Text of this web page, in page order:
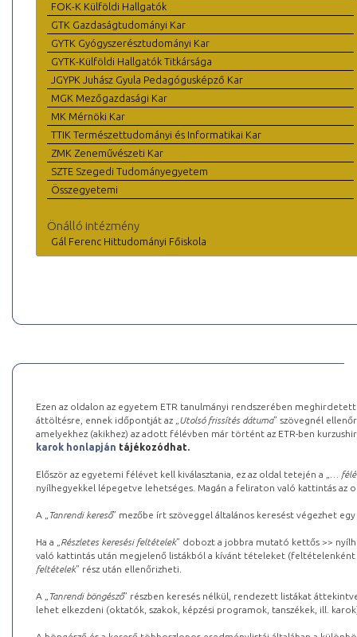
FOK-K Külföldi Hallgatók
GTK Gazdaságtudományi Kar
GYTK Gyógyszerésztudományi Kar
GYTK-Külföldi Hallgatók Titkársága
JGYPK Juhász Gyula Pedagógusképző Kar
MGK Mezőgazdasági Kar
MK Mérnöki Kar
TTIK Természettudományi és Informatikai Kar
ZMK Zeneművészeti Kar
SZTE Szegedi Tudományegyetem
Összegyetemi
Önálló intézmény
Gál Ferenc Hittudományi Főiskola
Ezen az oldalon az egyetem ETR tanulmányi rendszerében
áttöltésre, ennek időpontját az „ Utolsó frissítés dátuma” szövegnél
amelyekhez (akikhez) az adott félévben már történt az ETR-ben
karok honlapján tájékozódhat.
Először az egyetemi félévet kell kiválasztania, ez az oldal tetején a „
…
nyílhegyekkel lépegetve lehetséges. Magán a feliraton való kattintás az
A „ Tanrendi kereső” mezőbe írt szöveggel általános keresést végezhet
Ha a „ Részletes keresési feltételek” dobozt a jobbra mutató kettős >>
való kattintás után megjelenő listákból a kívánt tételeket (feltételenként
feltételek” rész után ellenőrizheti.
A „ Tanrendi böngésző” részben keresés nélkül, rendezett listákat
lehet elkezdeni (oktatók, szakok, képzési programok, tanszékek, ill.